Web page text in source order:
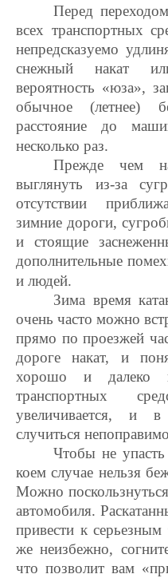
Перед
всех транспортных
непредсказуемо
снежный накат
вероятность «юза»,
обычное (летнее)
расстояние до
несколько раз.
Прежде чем
выглянуть из-за
отсутствии
зимние дороги,
и стоящие
дополнительные
и людей.
Зима время
очень часто можно
прямо по проезжей
дороге накат, и
хорошо и далеко
транспортных
увеличивается, и
случиться
Чтобы не
коем случае нельзя
Можно
автомобиля.
привести к
же неизбежно,
что позволит вам